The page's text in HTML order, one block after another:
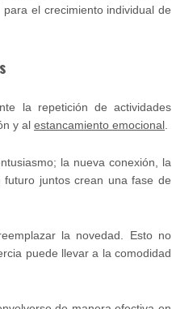
el crecimiento individual de
la repetición de actividades
y al estancamiento emocional
la nueva conexión, la
juntos crean una fase de
la novedad. Esto no
puede llevar a la comodidad